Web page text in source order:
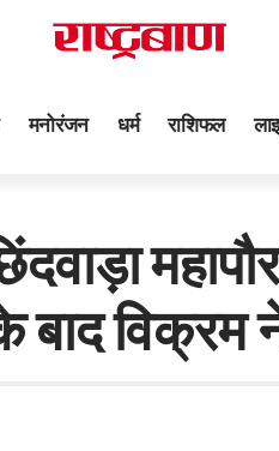
मनोरंजन धर्म राशिफल
विक्रम ने